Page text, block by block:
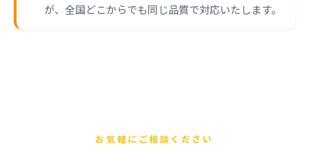
が、全国どこからでも同じ品質で対応いたします。
お気軽にご相談ください